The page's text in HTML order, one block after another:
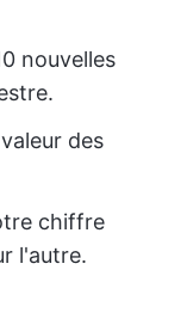
nouvelles
des
chiffre
l'autre.